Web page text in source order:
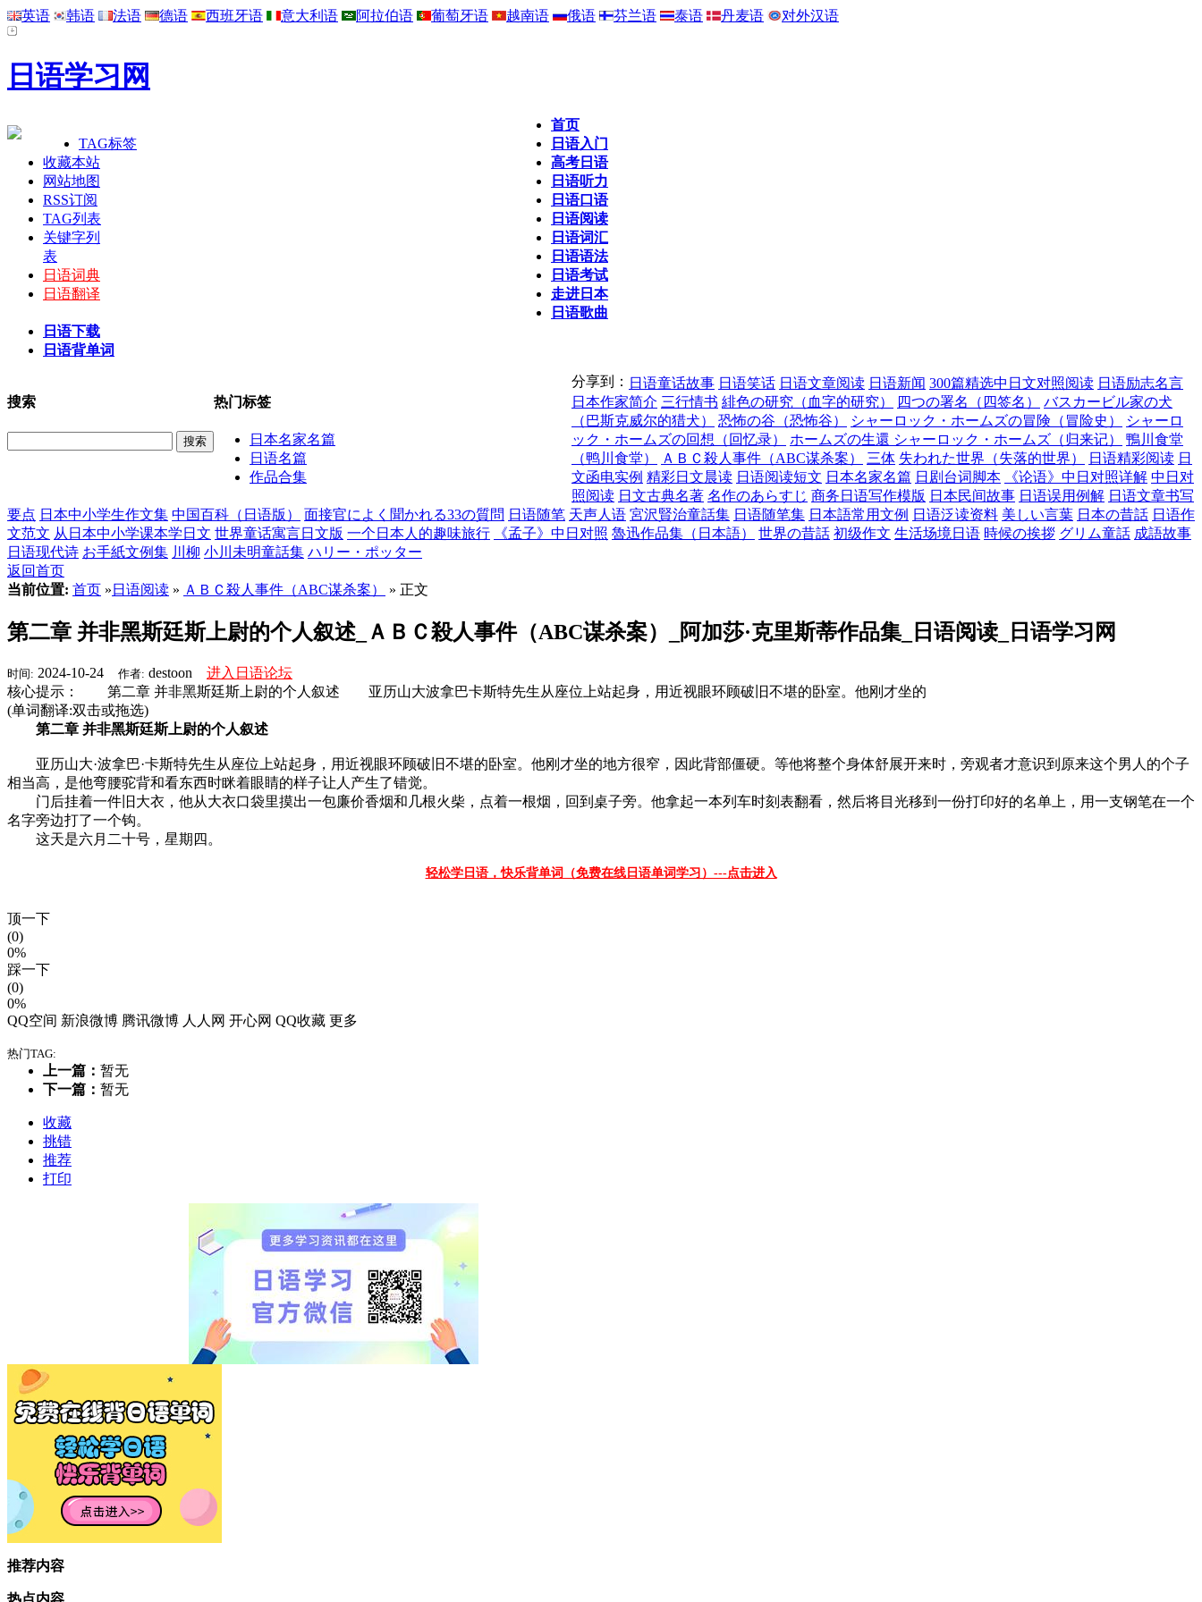
英语 韩语 法语 德语 西班牙语 意大利语 阿拉伯语 葡萄牙语 越南语 俄语 芬兰语 泰语 丹麦语 对外汉语
日语学习网
TAG标签
收藏本站
网站地图
RSS订阅
TAG列表
关键字列
表
日语词典
日语翻译
首页
日语入门
高考日语
日语听力
日语口语
日语阅读
日语词汇
日语语法
日语考试
走进日本
日语歌曲
日语下载
日语背单词
搜索
搜索
热门标签
日本名家名篇
日语名篇
作品合集
分享到： 日语童话故事 日语笑话 日语文章阅读 日语新闻 300篇精选中日文对照阅读 日语励志名言
日本作家简介 三行情书 緋色の研究（血字的研究） 四つの署名（四签名）
バスカービル家の犬
（巴斯克威尔的猎犬）
恐怖の谷（恐怖谷） シャーロック・ホームズの冒険（冒险史）
シャーロ
ック・ホームズの回想（回忆录）
ホームズの生還 シャーロック・ホームズ（归来记）
鴨川食堂
（鸭川食堂）
ＡＢＣ殺人事件（ABC谋杀案） 三体 失われた世界（失落的世界） 日语精彩阅读 日
文函电实例 精彩日文晨读 日语阅读短文 日本名家名篇 日剧台词脚本 《论语》中日对照详解 中日对
照阅读 日文古典名著 名作のあらすじ 商务日语写作模版 日本民间故事 日语误用例解 日语文章书写
要点 日本中小学生作文集 中国百科（日语版） 面接官によく聞かれる33の質問 日语随笔 天声人语 宮沢賢治童話集 日语随笔集 日本語常用文例 日语泛读资料 美しい言葉 日本の昔話 日语作
文范文 从日本中小学课本学日文 世界童话寓言日文版 一个日本人的趣味旅行 《孟子》中日对照 魯迅作品集（日本語） 世界の昔話 初级作文 生活场境日语 時候の挨拶 グリム童話 成語故事
日语现代诗 お手紙文例集 川柳 小川未明童話集 ハリー・ポッター
返回首页
当前位置: 首页 » 日语阅读 » ＡＢＣ殺人事件（ABC谋杀案） » 正文
第二章 并非黑斯廷斯上尉的个人叙述_ＡＢＣ殺人事件（ABC谋杀案）_阿加莎·克里斯蒂作品集_日语阅读_日语学习网
时间: 2024-10-24 作者: destoon 进入日语论坛
核心提示： 第二章 并非黑斯廷斯上尉的个人叙述 亚历山大波拿巴卡斯特先生从座位上站起身，用近视眼环顾破旧不堪的卧室。他刚才坐的
(单词翻译:双击或拖选)
第二章 并非黑斯廷斯上尉的个人叙述
亚历山大·波拿巴·卡斯特先生从座位上站起身，用近视眼环顾破旧不堪的卧室。他刚才坐的地方很窄，因此背部僵硬。等他将整个身体舒展开来时，旁观者才意识到原来这个男人的个子
相当高，是他弯腰驼背和看东西时眯着眼睛的样子让人产生了错觉。
门后挂着一件旧大衣，他从大衣口袋里摸出一包廉价香烟和几根火柴，点着一根烟，回到桌子旁。他拿起一本列车时刻表翻看，然后将目光移到一份打印好的名单上，用一支钢笔在一个
名字旁边打了一个钩。
这天是六月二十号，星期四。
轻松学日语，快乐背单词（免费在线日语单词学习）---点击进入
顶一下
(0)
0%
踩一下
(0)
0%
QQ空间 新浪微博 腾讯微博 人人网 开心网 QQ收藏 更多
热门TAG:
上一篇： 暂无
下一篇： 暂无
收藏
挑错
推荐
打印
推荐内容
热点内容